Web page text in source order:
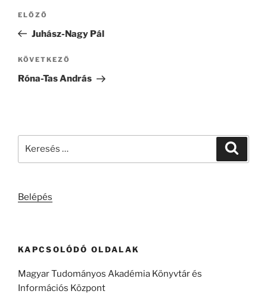
Bejegyzés
Korábbi
bejegyzés
ELŐZŐ
Juhász-Nagy Pál
Következő
bejegyzés
KÖVETKEZŐ
Róna-Tas András
Belépés
KAPCSOLÓDÓ OLDALAK
Magyar Tudományos Akadémia Könyvtár és
Információs Központ